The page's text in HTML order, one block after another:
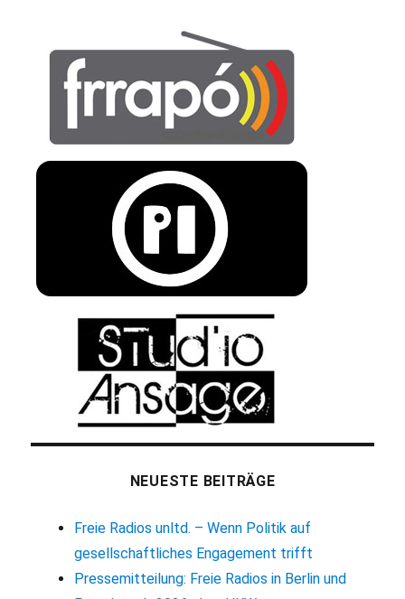
NEUESTE BEITRÄGE
Freie Radios unltd. – Wenn Politik auf
gesellschaftliches Engagement trifft
Pressemitteilung: Freie Radios in Berlin und